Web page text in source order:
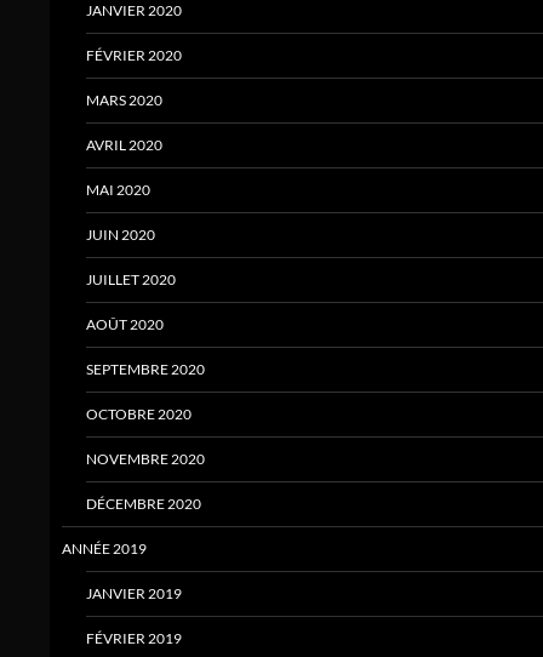
JANVIER 2020
FÉVRIER 2020
MARS 2020
AVRIL 2020
MAI 2020
JUIN 2020
JUILLET 2020
AOÛT 2020
SEPTEMBRE 2020
OCTOBRE 2020
NOVEMBRE 2020
DÉCEMBRE 2020
ANNÉE 2019
JANVIER 2019
FÉVRIER 2019